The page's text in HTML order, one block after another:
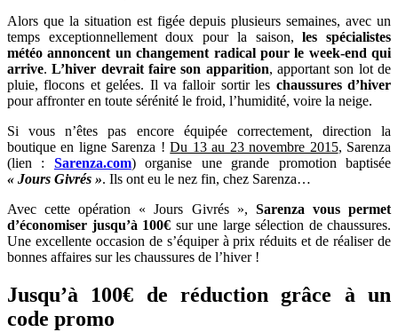
Alors que la situation est figée depuis plusieurs semaines, avec un
temps exceptionnellement doux pour la saison,les spécialistes
météo annoncent un changement radical pour le week-end qui
arrive.L’hiver devrait faire son apparition, apportant son lot de
pluie, flocons et gelées. Il va falloir sortir les chaussures d’hiver
pour affronter en toute sérénité le froid, l’humidité, voire la neige.
Si vous n’êtes pas encore équipée correctement, direction la
boutique en ligne Sarenza !Du 13 au 23 novembre 2015, Sarenza
(lien : Sarenza.com) organise une grande promotion baptisée
« Jours Givrés ». Ils ont eu le nez fin, chez Sarenza…
Avec cette opération « Jours Givrés », Sarenza vous permet
d’économiser jusqu’à 100€ sur une large sélection de chaussures.
Une excellente occasion de s’équiper à prix réduits et de réaliser de
bonnes affaires sur les chaussures de l’hiver !
Jusqu’à 100€ de réduction grâce à un
code promo